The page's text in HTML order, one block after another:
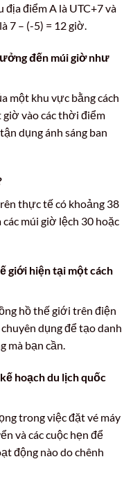
địa điểm A là UTC+7 và
7 – (-5) = 12 giờ.
đến múi giờ như
một khu vực bằng cách
giờ vào các thời điểm
dụng ánh sáng ban
thực tế có khoảng 38
múi giờ lệch 30 hoặc
giới hiện tại một cách
hồ thế giới trên điện
dụng để tạo danh
mà bạn cần.
hoạch du lịch quốc
trong việc đặt vé máy
và các cuộc hẹn để
động nào do chênh